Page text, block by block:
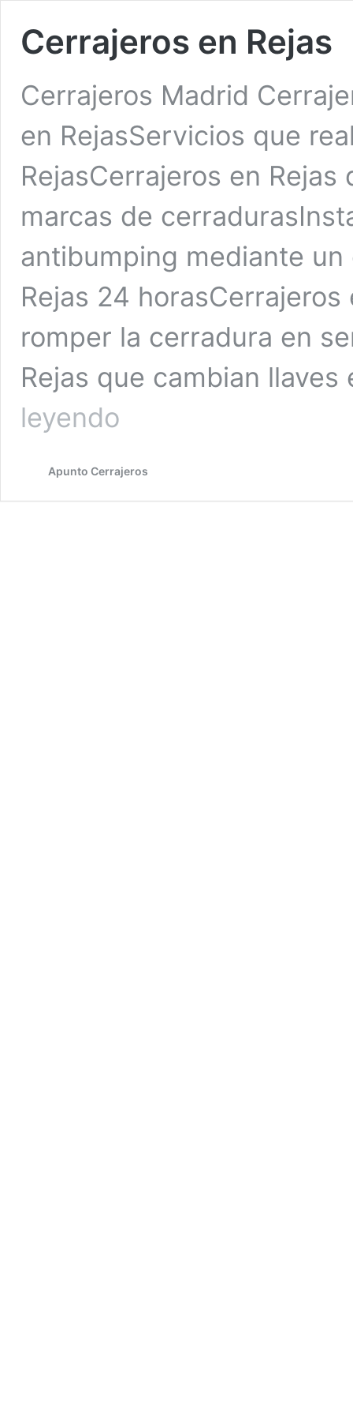
Cerrajeros en Rejas
Cerrajeros Madrid
en RejasServicios que
RejasCerrajeros en
marcas de
antibumping mediante
Rejas 24
romper la cerradura en
Rejas que cambian
leyendo
Apunto Cerrajeros